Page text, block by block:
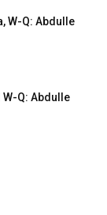
W-Q: Abdulle
W-Q: Abdulle